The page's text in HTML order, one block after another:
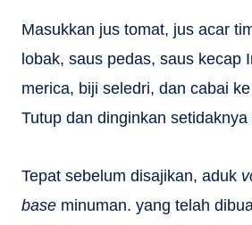
Masukkan jus tomat, jus acar
lobak, saus pedas, saus kecap
merica, biji seledri, dan cabai
Tutup dan dinginkan setidaknya
Tepat sebelum disajikan, aduk
base minuman. yang telah